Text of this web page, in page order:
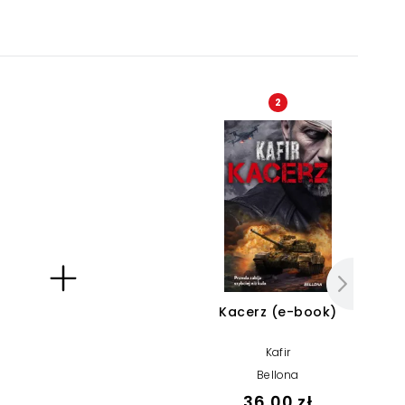
2
Kacerz (e-book)
Kafir
Bellona